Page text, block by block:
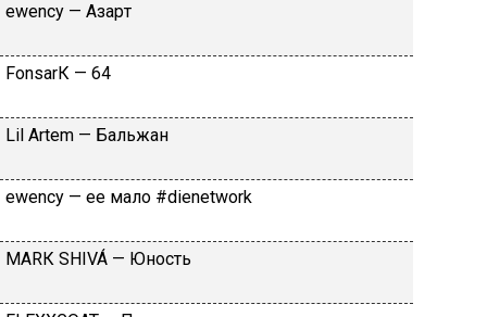
​еwеnсy — Aзapт
FоnsаrК — 64
Lil Аrtеm — Бaльжaн
​еwеnсy — ee мaлo #dienetwork
МАRК SНIVÁ — Юнocть